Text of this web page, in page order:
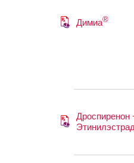
Димиа®
Дроспиренон